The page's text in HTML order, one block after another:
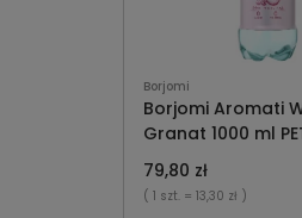
Borjomi
Borjomi Aromati
Granat 1000 ml
79,80 zł
( 1 szt. = 13,30 zł )